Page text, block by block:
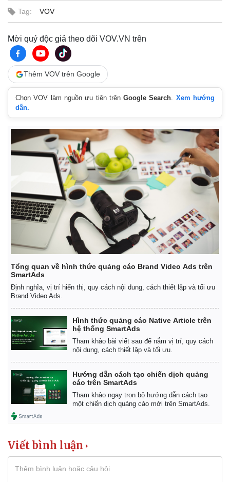
Kinh tế
Bất động sản
Khởi nghiệp
Thị trường
Giá vàng
Tiêu dùng
Tỷ giá
Chứng khoán
Giá cà phê
Tag: VOV
Mời quý độc giả theo dõi VOV.VN trên
Thêm VOV trên Google
Chọn VOV làm nguồn ưu tiên trênGoogle Search. Xem hướng
dẫn.
Tổng quan về hình thức quảng cáo Brand Video Ads trên
SmartAds
Định nghĩa, vị trí hiển thị, quy cách nội dung, cách thiết lập và tối ưu
Brand Video Ads.
Hình thức quảng cáo Native Article trên
hệ thống SmartAds
Tham khảo bài viết sau để nắm vị trí, quy cách
nội dung, cách thiết lập và tối ưu.
Hướng dẫn cách tạo chiến dịch quảng
cáo trên SmartAds
Tham khảo ngay trọn bộ hướng dẫn cách tạo
một chiến dịch quảng cáo mới trên SmartAds.
Viết bình luận